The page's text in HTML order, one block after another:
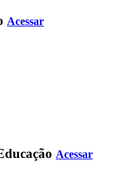
Acessar
Acessar